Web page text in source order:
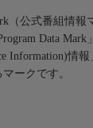
（公式番組情報
Data
Information)情
ークです。